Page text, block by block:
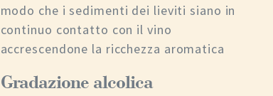
modo che i sedimenti dei lieviti siano in
continuo contatto con il vino
accrescendone la ricchezza aromatica
Gradazione alcolica